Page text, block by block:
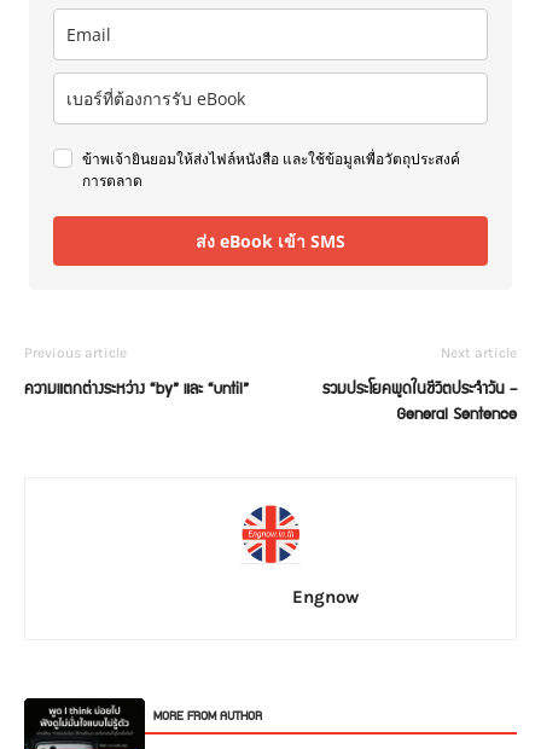
ข้าพเจ้ายินยอมให้ส่งไฟล์หนังสือ และใช้ข้อมูลเพื่อวัตถุประสงค์
การตลาด
ส่ง eBook เข้า SMS
Previous article
ความแตกต่างระหว่าง “by” และ “until”
Next article
รวมประโยคพูดในชีวิตประจำวัน –
General Sentence
Engnow
RELATED ARTICLES MORE FROM AUTHOR